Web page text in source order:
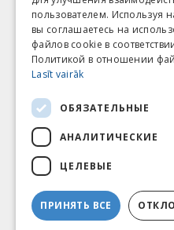
О нас
Контакты
Правила пользования
Политика
Найди нас Мы
пользователем. Используя
вы соглашаетесь на
файлов cookie в
Политикой в ​​отношении
Lasīt vairāk
ОБЯЗАТЕЛЬНЫЕ
АНАЛИТИЧЕСКИЕ
ЦЕЛЕВЫЕ
ПРИНЯТЬ ВСЕ